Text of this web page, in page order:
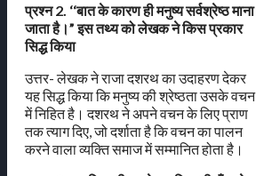
प्रश्न 2. ‘‘बात के कारण ही मनुष्य सर्वश्रेष्ठ माना
जाता है।” इस तथ्य को लेखक ने किस प्रकार
सिद्ध किया
उत्तर- लेखक ने राजा दशरथ का उदाहरण देकर
यह सिद्ध किया कि मनुष्य की श्रेष्ठता उसके वचन
में निहित है। दशरथ ने अपने वचन के लिए प्राण
तक त्याग दिए, जो दर्शाता है कि वचन का पालन
करने वाला व्यक्ति समाज में सम्मानित होता है।